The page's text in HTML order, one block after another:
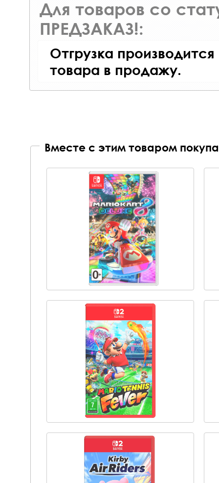
Для товаров со
ПРЕДЗАКАЗ!:
Отгрузка
товара в продажу.
Вместе с этим товаром